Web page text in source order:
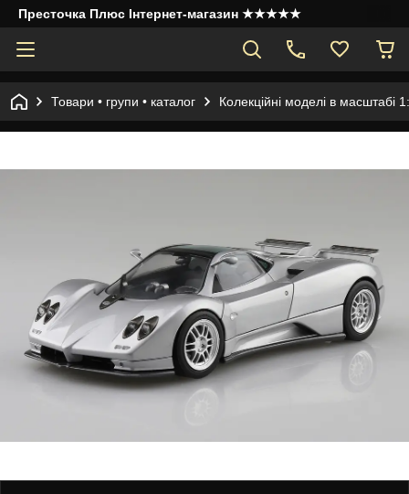
Престочка Плюс Інтернет-магазин ★★★★★
Товари • групи • каталог Колекційні моделі в масштабі